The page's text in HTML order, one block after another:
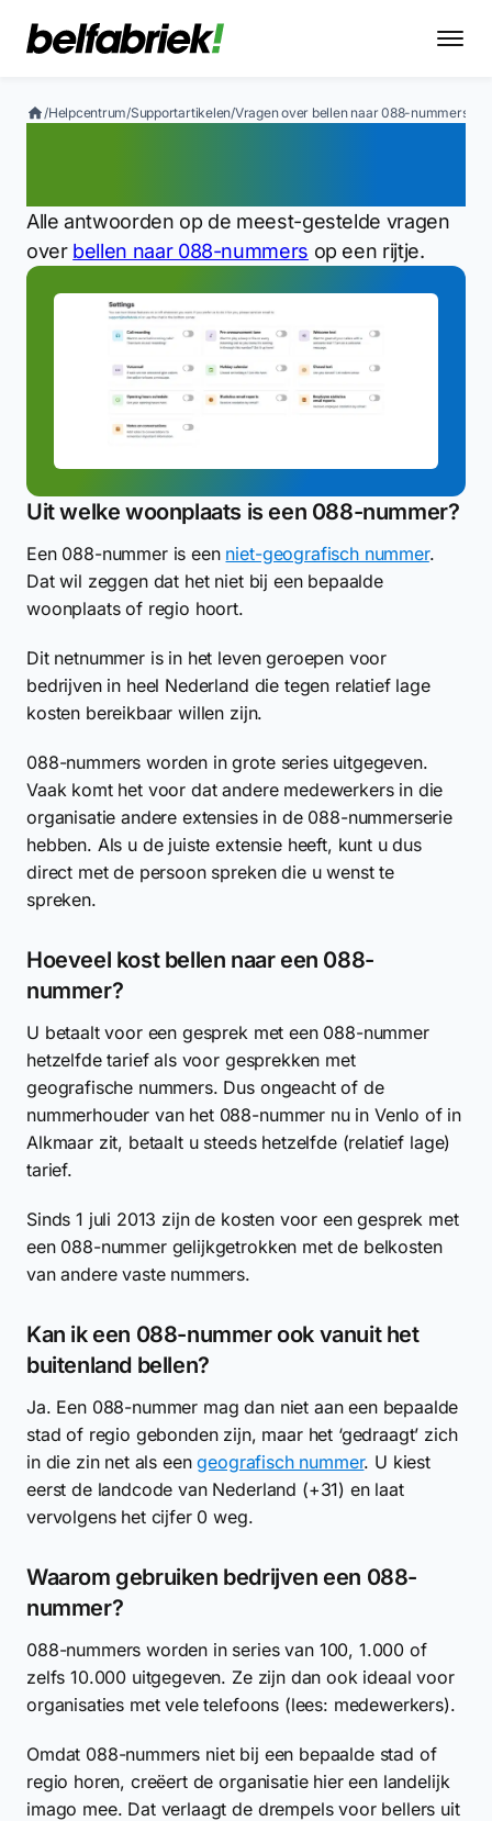
/Helpcentrum/Supportartikelen/Vragen over bellen naar 088-nummers
Alle antwoorden op de meest-gestelde vragen
over bellen naar 088-nummers op een rijtje.
Uit welke woonplaats is een 088-nummer?
Een 088-nummer is een niet-geografisch nummer.
Dat wil zeggen dat het niet bij een bepaalde
woonplaats of regio hoort.
Dit netnummer is in het leven geroepen voor
bedrijven in heel Nederland die tegen relatief lage
kosten bereikbaar willen zijn.
088-nummers worden in grote series uitgegeven.
Vaak komt het voor dat andere medewerkers in die
organisatie andere extensies in de 088-nummerserie
hebben. Als u de juiste extensie heeft, kunt u dus
direct met de persoon spreken die u wenst te
spreken.
Hoeveel kost bellen naar een 088-
nummer?
U betaalt voor een gesprek met een 088-nummer
hetzelfde tarief als voor gesprekken met
geografische nummers. Dus ongeacht of de
nummerhouder van het 088-nummer nu in Venlo of in
Alkmaar zit, betaalt u steeds hetzelfde (relatief lage)
tarief.
Sinds 1 juli 2013 zijn de kosten voor een gesprek met
een 088-nummer gelijkgetrokken met de belkosten
van andere vaste nummers.
Kan ik een 088-nummer ook vanuit het
buitenland bellen?
Ja. Een 088-nummer mag dan niet aan een bepaalde
stad of regio gebonden zijn, maar het ‘gedraagt’ zich
in die zin net als eengeografisch nummer. U kiest
eerst de landcode van Nederland (+31) en laat
vervolgens het cijfer 0 weg.
Waarom gebruiken bedrijven een 088-
nummer?
088-nummers worden in series van 100, 1.000 of
zelfs 10.000 uitgegeven. Ze zijn dan ook ideaal voor
organisaties met vele telefoons (lees: medewerkers).
Omdat 088-nummers niet bij een bepaalde stad of
regio horen, creëert de organisatie hier een landelijk
imago mee. Dat verlaagt de drempels voor bellers uit